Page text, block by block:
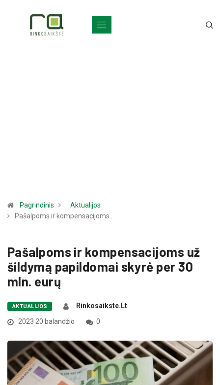
Pagrindinis
Aktualijos
Pašalpoms ir kompensacijoms…
Pašalpoms ir kompensacijoms už
šildymą papildomai skyrė per 30
mln. eurų
AKTUALIJOS
Rinkosaikste.lt
2023 20 balandžio
0